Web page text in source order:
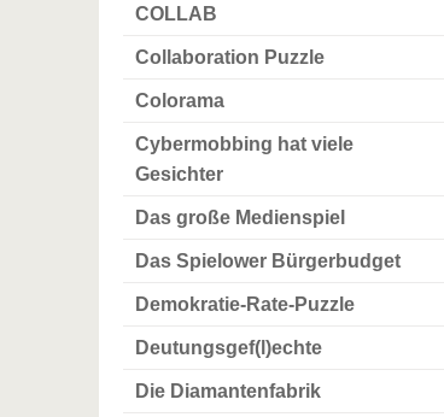
COLLAB
Collaboration Puzzle
Colorama
Cybermobbing hat viele
Gesichter
Das große Medienspiel
Das Spielower Bürgerbudget
Demokratie-Rate-Puzzle
Deutungsgef(l)echte
Die Diamantenfabrik